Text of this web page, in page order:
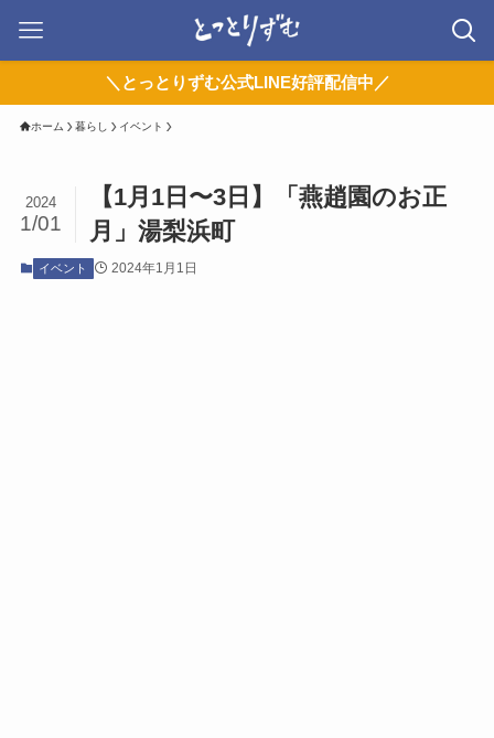
＼とっとりずむ公式LINE好評配信中／
ホーム 暮らし イベント
【1月1日〜3日】「燕趙園のお正
月」湯梨浜町
2024
1/01
イベント 2024年1月1日